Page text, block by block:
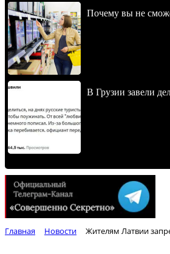
Почему вы не
В Грузии завели
Главная Новости Жителям Латвии